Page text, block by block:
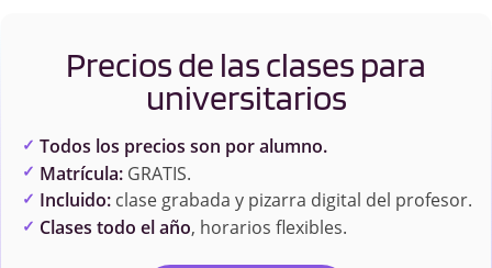
Precios de las clases para
universitarios
Todos los precios son por alumno.
Matrícula:GRATIS.
Incluido:clase grabada y pizarra digital del profesor.
Clases todo el año, horarios flexibles.